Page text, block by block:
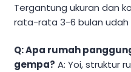
Tergantung ukuran dan
rata-rata 3-6 bulan
Q: Apa rumah
gempa? A: Yoi, struktur